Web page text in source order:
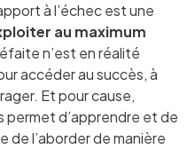
à l’échec est une
au maximum
n’est en réalité
accéder au succès, à
Et pour cause,
permet d’apprendre et de
de l’aborder de manière